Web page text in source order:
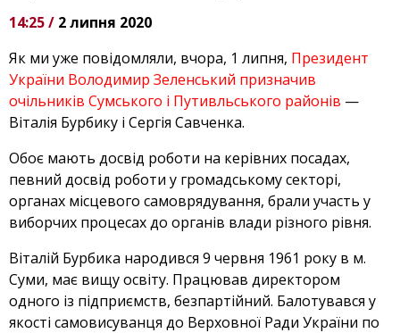
14:25 / 2 липня 2020
Як ми уже повідомляли, вчора, 1 липня, Президент
України Володимир Зеленський призначив
очільників Сумського і Путивльського районів —
Віталія Бурбику і Сергія Савченка.
Обоє мають досвід роботи на керівних посадах,
певний досвід роботи у громадському секторі,
органах місцевого самоврядування, брали участь у
виборчих процесах до органів влади різного рівня.
Віталій Бурбика народився 9 червня 1961 року в м.
Суми, має вищу освіту. Працював директором
одного із підприємств, безпартійний. Балотувався у
якості самовисуванця до Верховної Ради України по